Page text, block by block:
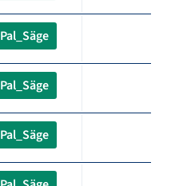
Pal_Säge
Pal_Säge
Pal_Säge